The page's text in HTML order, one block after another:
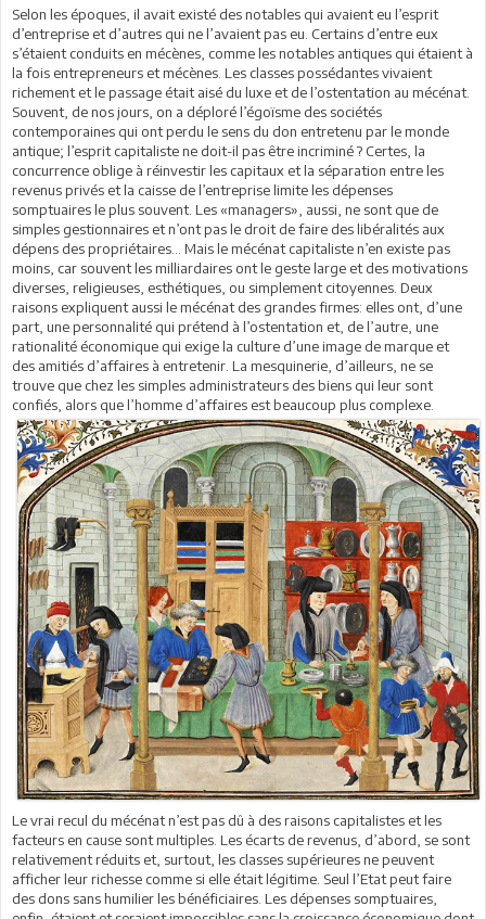
Selon les époques, il avait existé des notables qui avaient eu l’esprit
d’entreprise et d’autres qui ne l’avaient pas eu. Certains d’entre eux
s’étaient conduits en mécènes, comme les notables antiques qui étaient à
la fois entrepreneurs et mécènes. Les classes possédantes vivaient
richement et le passage était aisé du luxe et de l’ostentation au mécénat.
Souvent, de nos jours, on a déploré l’égoïsme des sociétés
contemporaines qui ont perdu le sens du don entretenu par le monde
antique; l’esprit capitaliste ne doit-il pas être incriminé ? Certes, la
concurrence oblige à réinvestir les capitaux et la séparation entre les
revenus privés et la caisse de l’entreprise limite les dépenses
somptuaires le plus souvent. Les «managers», aussi, ne sont que de
simples gestionnaires et n’ont pas le droit de faire des libéralités aux
dépens des propriétaires… Mais le mécénat capitaliste n’en existe pas
moins, car souvent les milliardaires ont le geste large et des motivations
diverses, religieuses, esthétiques, ou simplement citoyennes. Deux
raisons expliquent aussi le mécénat des grandes firmes: elles ont, d’une
part, une personnalité qui prétend à l’ostentation et, de l’autre, une
rationalité économique qui exige la culture d’une image de marque et
des amitiés d’affaires à entretenir. La mesquinerie, d’ailleurs, ne se
trouve que chez les simples administrateurs des biens qui leur sont
confiés, alors que l’homme d’affaires est beaucoup plus complexe.
Le vrai recul du mécénat n’est pas dû à des raisons capitalistes et les
facteurs en cause sont multiples. Les écarts de revenus, d’abord, se sont
relativement réduits et, surtout, les classes supérieures ne peuvent
afficher leur richesse comme si elle était légitime. Seul l’Etat peut faire
des dons sans humilier les bénéficiaires. Les dépenses somptuaires,